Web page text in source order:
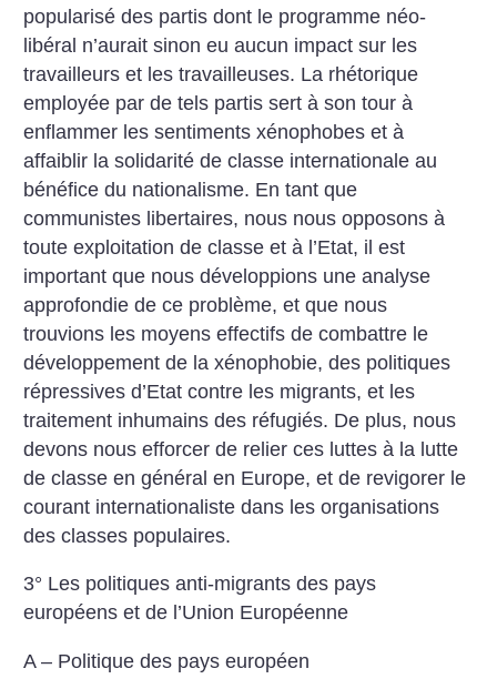
popularisé des partis dont le programme néo-
libéral n’aurait sinon eu aucun impact sur les
travailleurs et les travailleuses. La rhétorique
employée par de tels partis sert à son tour à
enflammer les sentiments xénophobes et à
affaiblir la solidarité de classe internationale au
bénéfice du nationalisme. En tant que
communistes libertaires, nous nous opposons à
toute exploitation de classe et à l’Etat, il est
important que nous développions une analyse
approfondie de ce problème, et que nous
trouvions les moyens effectifs de combattre le
développement de la xénophobie, des politiques
répressives d’Etat contre les migrants, et les
traitement inhumains des réfugiés. De plus, nous
devons nous efforcer de relier ces luttes à la lutte
de classe en général en Europe, et de revigorer le
courant internationaliste dans les organisations
des classes populaires.
3° Les politiques anti-migrants des pays
européens et de l’Union Européenne
A – Politique des pays européen